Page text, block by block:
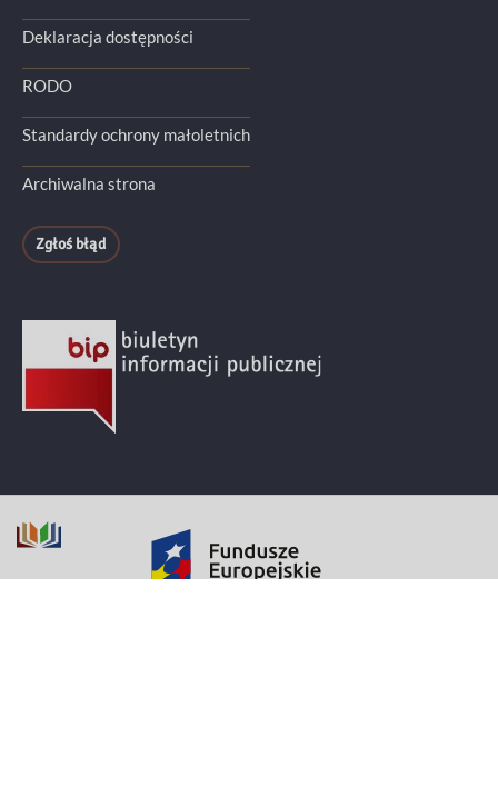
Deklaracja dostępności
RODO
Standardy ochrony małoletnich
Archiwalna strona
Zgłoś błąd